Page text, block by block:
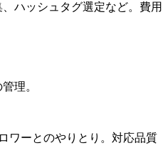
ハッシュタグ選定など。費用
理。
ワーとのやりとり。対応品質